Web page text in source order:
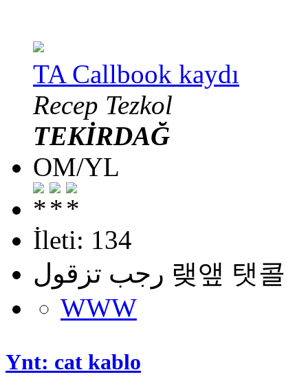
TA Callbook kaydı
Recep Tezkol
TEKİRDAĞ
OM/YL
İleti: 134
رجب تزقول 랮앺 탯콜
WWW
Ynt: cat kablo